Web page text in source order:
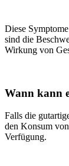
Diese
sind die
Wirkung von
Wann kann
Falls die
den Konsum
Verfügung.